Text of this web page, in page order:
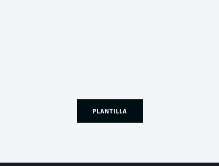
PLANTILLA